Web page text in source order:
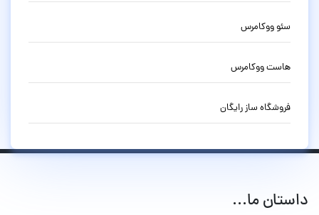
سئو ووکامرس
هاست ووکامرس
فروشگاه ساز رایگان
داستان ما...